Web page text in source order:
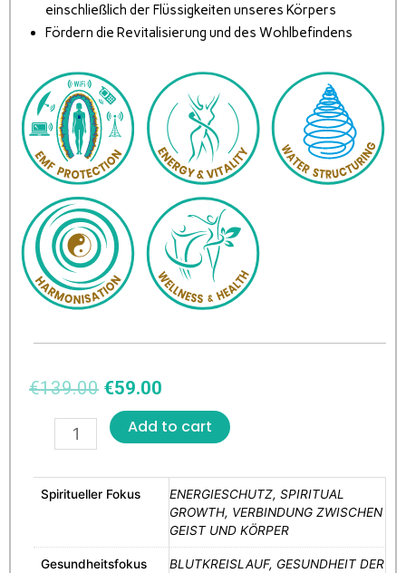
einschließlich der Flüssigkeiten unseres Körpers
Fördern die Revitalisierung und des Wohlbefindens
€139.00 €59.00
Add to cart
Spiritueller Fokus
ENERGIESCHUTZ, SPIRITUAL
GROWTH, VERBINDUNG ZWISCHEN
GEIST UND KÖRPER
Gesundheitsfokus
BLUTKREISLAUF, GESUNDHEIT DER